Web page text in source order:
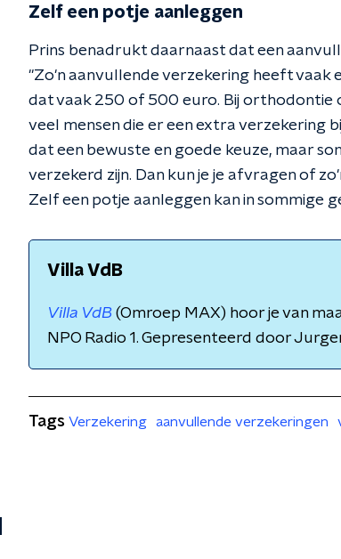
Zelf een potje aanleggen
Prins benadrukt daarnaast dat een
"Zo'n aanvullende verzekering heeft vaak
dat vaak 250 of 500 euro. Bij orthodontie
veel mensen die er een extra verzekering
dat een bewuste en goede keuze, maar
verzekerd zijn. Dan kun je je afvragen of
Zelf een potje aanleggen kan in sommige
Villa VdB
Villa VdB (Omroep MAX) hoor je van
NPO Radio 1. Gepresenteerd door
Tags Verzekering aanvullende verzekeringen